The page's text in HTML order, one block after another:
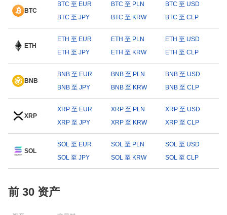
BTC
BTC 至 EUR BTC 至 PLN
BTC 至 USD
BTC 至 JPY
BTC 至 KRW BTC 至 CLP
ETH
ETH 至 EUR ETH 至 PLN
ETH 至 USD
ETH 至 JPY
ETH 至 KRW ETH 至 CLP
BNB
BNB 至 EUR BNB 至 PLN
BNB 至 USD
BNB 至 JPY
BNB 至 KRW BNB 至 CLP
XRP
XRP 至 EUR XRP 至 PLN
XRP 至 USD
XRP 至 JPY
XRP 至 KRW XRP 至 CLP
SOL
SOL 至 EUR SOL 至 PLN
SOL 至 USD
SOL 至 JPY
SOL 至 KRW SOL 至 CLP
前 30 资产